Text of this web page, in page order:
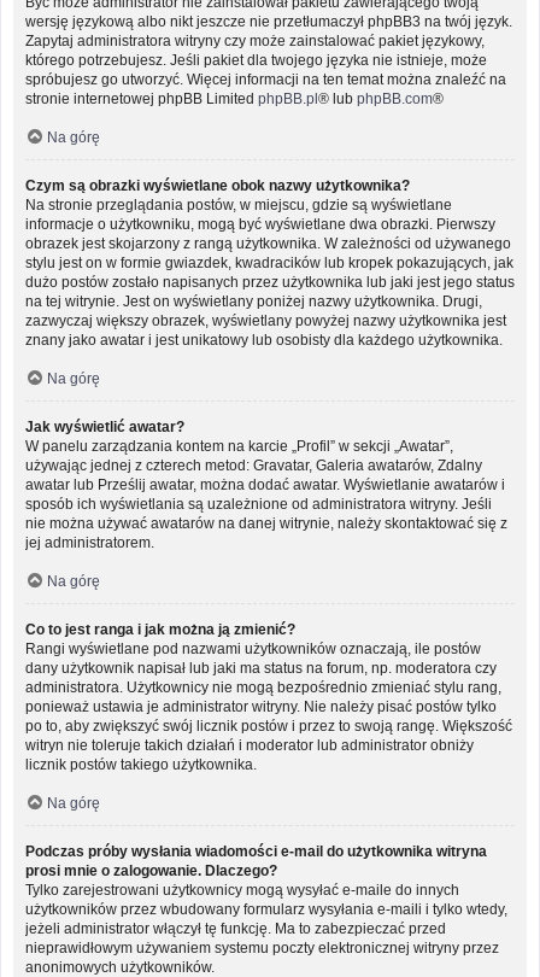
wersję językową albo nikt jeszcze nie przetłumaczył phpBB3 na twój język.
Zapytaj administratora witryny czy może zainstalować pakiet językowy,
którego potrzebujesz. Jeśli pakiet dla twojego języka nie istnieje, może
spróbujesz go utworzyć. Więcej informacji na ten temat można znaleźć na
stronie internetowej phpBB Limited phpBB.pl® lub phpBB.com®
Na górę
Czym są obrazki wyświetlane obok nazwy użytkownika?
Na stronie przeglądania postów, w miejscu, gdzie są wyświetlane
informacje o użytkowniku, mogą być wyświetlane dwa obrazki. Pierwszy
obrazek jest skojarzony z rangą użytkownika. W zależności od używanego
stylu jest on w formie gwiazdek, kwadracików lub kropek pokazujących, jak
dużo postów zostało napisanych przez użytkownika lub jaki jest jego status
na tej witrynie. Jest on wyświetlany poniżej nazwy użytkownika. Drugi,
zazwyczaj większy obrazek, wyświetlany powyżej nazwy użytkownika jest
znany jako awatar i jest unikatowy lub osobisty dla każdego użytkownika.
Na górę
Jak wyświetlić awatar?
W panelu zarządzania kontem na karcie „Profil” w sekcji „Awatar”,
używając jednej z czterech metod: Gravatar, Galeria awatarów, Zdalny
awatar lub Prześlij awatar, można dodać awatar. Wyświetlanie awatarów i
sposób ich wyświetlania są uzależnione od administratora witryny. Jeśli
nie można używać awatarów na danej witrynie, należy skontaktować się z
jej administratorem.
Na górę
Co to jest ranga i jak można ją zmienić?
Rangi wyświetlane pod nazwami użytkowników oznaczają, ile postów
dany użytkownik napisał lub jaki ma status na forum, np. moderatora czy
administratora. Użytkownicy nie mogą bezpośrednio zmieniać stylu rang,
ponieważ ustawia je administrator witryny. Nie należy pisać postów tylko
po to, aby zwiększyć swój licznik postów i przez to swoją rangę. Większość
witryn nie toleruje takich działań i moderator lub administrator obniży
licznik postów takiego użytkownika.
Na górę
Podczas próby wysłania wiadomości e-mail do użytkownika witryna
prosi mnie o zalogowanie. Dlaczego?
Tylko zarejestrowani użytkownicy mogą wysyłać e-maile do innych
użytkowników przez wbudowany formularz wysyłania e-maili i tylko wtedy,
jeżeli administrator włączył tę funkcję. Ma to zabezpieczać przed
nieprawidłowym używaniem systemu poczty elektronicznej witryny przez
anonimowych użytkowników.